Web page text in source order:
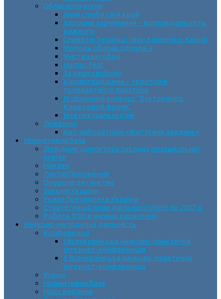
Обласного рівня
Знай і люби свій край
Здорове харчування – відповідальність
кожного
Славетні Українці. Іван Карпенко-Карий
Молодь обирає здоров’я
Мистецькі обрії
Humor Fest
За нашу свободу
Кіровоградщина – територія
толерантного простору
ІII обласний конкурс “Буктрейлер.
Книжковий форум”
Інтелектуальні ігри
Локальні
Арт-лабораторія «Життєвих завдань»
Нормативна база
Довідник директора закладу позашкільної
освіти
Накази
Листи/Положення
Охорона дитинства
Закони України
Укази Президента України
Стратегічний план діяльності МОН до 2027 р.
Робота ЗПО в умовах карантину
Науково-методична діяльність
Конференції
І Всеукраїнська науково-практична
інтернет-конференція
ІІ Всеукраїнська науково-практична
інтернет-конференція
Угоди
Нормативна база
Наші видання